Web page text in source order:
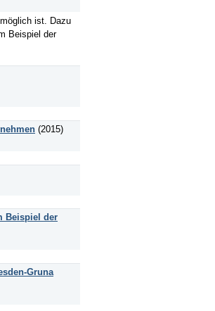
ist. Dazu
Beispiel der
(2015)
Beispiel der
Gruna